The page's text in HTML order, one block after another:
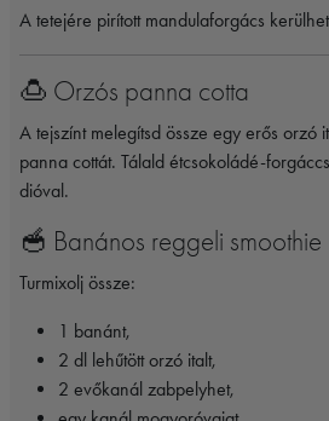
A tetejére pirított mandulaforgács
🍮 Orzós panna cotta
A tejszínt melegítsd össze egy erős orzó
panna cottát. Tálald étcsokoládé-
dióval.
🥣 Banános reggeli smoothie
Turmixolj össze:
1 banánt,
2 dl lehűtött orzó italt,
2 evőkanál zabpelyhet,